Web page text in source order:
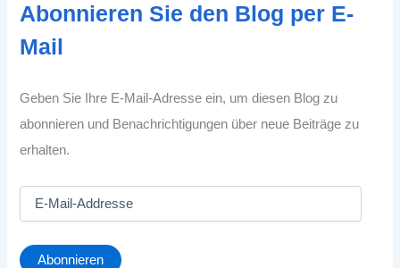
Abonnieren Sie den Blog per E-
Mail
Geben Sie Ihre E-Mail-Adresse ein, um diesen Blog zu
abonnieren und Benachrichtigungen über neue Beiträge zu
erhalten.
a
Abonnieren